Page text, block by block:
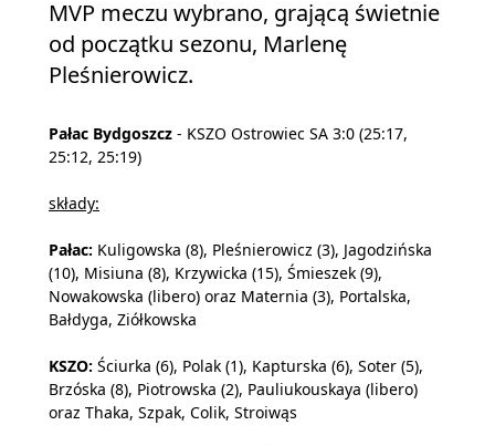
MVP meczu wybrano, grającą świetnie
od początku sezonu, Marlenę
Pleśnierowicz.
Pałac Bydgoszcz - KSZO Ostrowiec SA 3:0 (25:17,
25:12, 25:19)
składy:
Pałac: Kuligowska (8), Pleśnierowicz (3), Jagodzińska
(10), Misiuna (8), Krzywicka (15), Śmieszek (9),
Nowakowska (libero) oraz Maternia (3), Portalska,
Bałdyga, Ziółkowska
KSZO: Ściurka (6), Polak (1), Kapturska (6), Soter (5),
Brzóska (8), Piotrowska (2), Pauliukouskaya (libero)
oraz Thaka, Szpak, Colik, Stroiwąs